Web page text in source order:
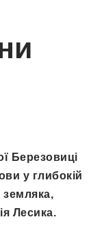
Березовиці
у глибокій
земляка,
Лесика.